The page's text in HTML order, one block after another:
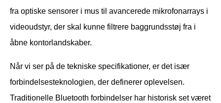
fra optiske sensorer i mus til avancerede mikrofonarrays i
videoudstyr, der skal kunne filtrere baggrundsstøj fra i
åbne kontorlandskaber.
Når vi ser på de tekniske specifikationer, er det især
forbindelsesteknologien, der definerer oplevelsen.
Traditionelle Bluetooth forbindelser har historisk set været